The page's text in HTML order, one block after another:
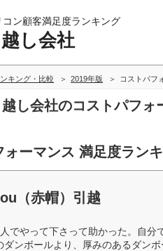
コン顧客満足度ランキング
し会社
キング・比較 2019年版 コストパフ
越し会社のコストパフ
ォーマンス 満足度ラン
（赤帽）引越
でやって下さって助かった。自分
ダンボールより、厚みのあるダン